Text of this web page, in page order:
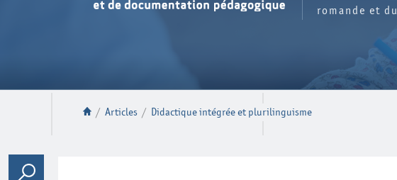
romande et
/ Articles / Didactique intégrée et plurilinguisme